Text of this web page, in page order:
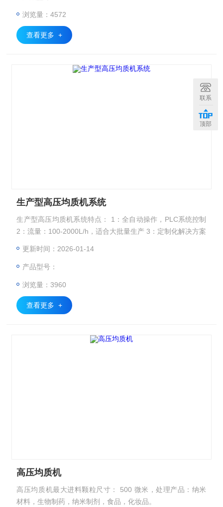
浏览量：4572
查看更多 +
生产型高压均质机系统
生产型高压均质机系统特点： 1：全自动操作，PLC系统控制
2：流量：100-2000L/h，适合大批量生产 3：定制化解决方案
更新时间：2026-01-14
产品型号：
浏览量：3960
查看更多 +
高压均质机
高压均质机最大进料颗粒尺寸： 500 微米，处理产品：纳米
材料，生物制药，纳米制剂，食品，化妆品。
联系
顶部